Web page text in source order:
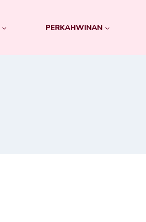
PERKAHWINAN